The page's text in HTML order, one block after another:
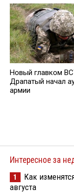
Новый главком
Драпатый начал
армии
Интересное за
1
Как
августа